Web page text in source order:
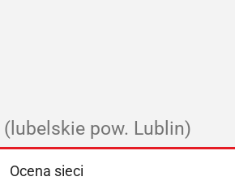
(lubelskie pow. Lublin)
Ocena sieci